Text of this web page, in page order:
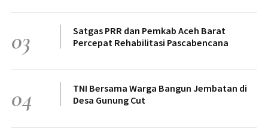
03
Satgas PRR dan Pemkab Aceh Barat
Percepat Rehabilitasi Pascabencana
04
TNI Bersama Warga Bangun Jembatan di
Desa Gunung Cut